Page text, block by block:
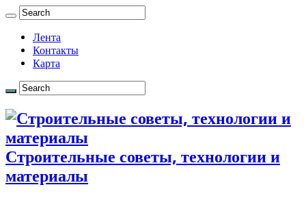
Лента
Контакты
Карта
Строительные советы, технологии и
материалы